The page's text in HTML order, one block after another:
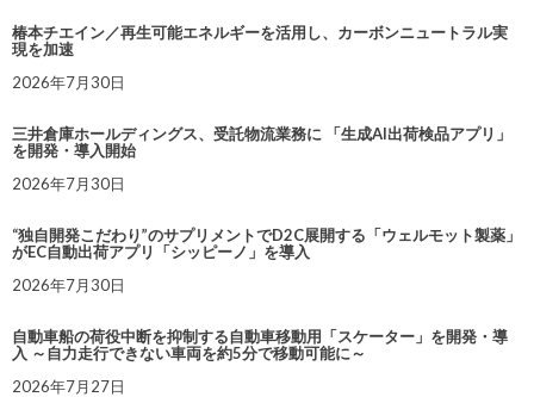
椿本チエイン／再生可能エネルギーを活用し、カーボンニュートラル実
現を加速
2026年7月30日
三井倉庫ホールディングス、受託物流業務に 「生成AI出荷検品アプリ」
を開発・導入開始
2026年7月30日
“独自開発こだわり”のサプリメントでD2C展開する「ウェルモット製薬」
がEC自動出荷アプリ「シッピーノ」を導入
2026年7月30日
自動車船の荷役中断を抑制する自動車移動用「スケーター」を開発・導
入 ～自力走行できない車両を約5分で移動可能に～
2026年7月27日